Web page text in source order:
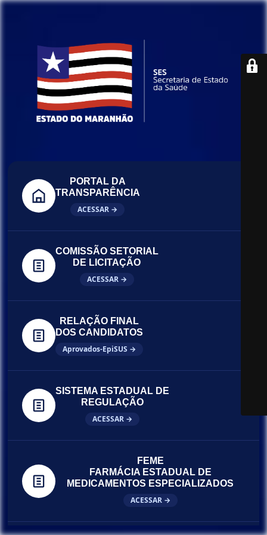
PORTAL DA
TRANSPARÊNCIA
ACESSAR →
COMISSÃO SETORIAL
DE LICITAÇÃO
ACESSAR →
RELAÇÃO FINAL
DOS CANDIDATOS
Aprovados-EpiSUS →
SISTEMA ESTADUAL DE
REGULAÇÃO
ACESSAR →
FEME
FARMÁCIA ESTADUAL DE
MEDICAMENTOS ESPECIALIZADOS
ACESSAR →